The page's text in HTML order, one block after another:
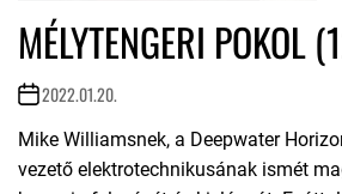
MÉLYTENGERI POKOL
2022.01.20.
Mike Williamsnek, a Deepwater
vezető elektrotechnikusának ismét